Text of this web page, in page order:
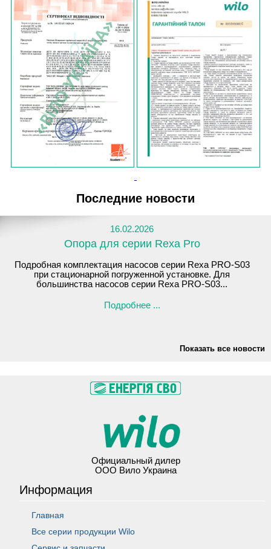
Последние новости
16.02.2026
Опора для серии Rexa Pro
Подробная комплектация насосов серии Rexa PRO-S03
при стационарной погруженной установке. Для
большинства насосов серии Rexa PRO-S03...
Подробнее ...
Показать все новости
Официальный дилер
ООО Вило Украина
Информация
Главная
Все серии продукции Wilo